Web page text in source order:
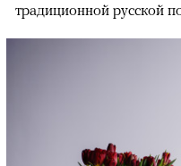
традиционной русской